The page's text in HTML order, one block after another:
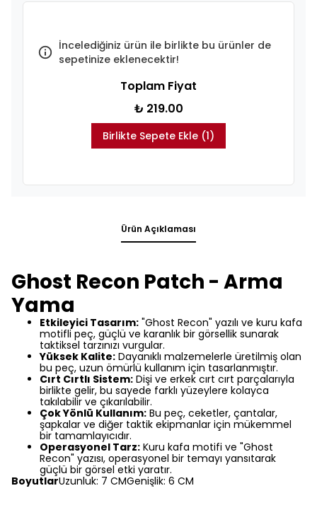
İncelediğiniz ürün ile birlikte bu ürünler de
sepetinize eklenecektir!
Toplam Fiyat
₺ 219.00
Birlikte Sepete Ekle (1)
Ürün Açıklaması
Ghost Recon Patch - Arma
Yama
Etkileyici Tasarım: "Ghost Recon" yazılı ve kuru kafa
motifli peç, güçlü ve karanlık bir görsellik sunarak
taktiksel tarzınızı vurgular.
Yüksek Kalite: Dayanıklı malzemelerle üretilmiş olan
bu peç, uzun ömürlü kullanım için tasarlanmıştır.
Cırt Cırtlı Sistem: Dişi ve erkek cırt cırt parçalarıyla
birlikte gelir, bu sayede farklı yüzeylere kolayca
takılabilir ve çıkarılabilir.
Çok Yönlü Kullanım: Bu peç, ceketler, çantalar,
şapkalar ve diğer taktik ekipmanlar için mükemmel
bir tamamlayıcıdır.
Operasyonel Tarz: Kuru kafa motifi ve "Ghost
Recon" yazısı, operasyonel bir temayı yansıtarak
güçlü bir görsel etki yaratır.
BoyutlarUzunluk: 7 CMGenişlik: 6 CM